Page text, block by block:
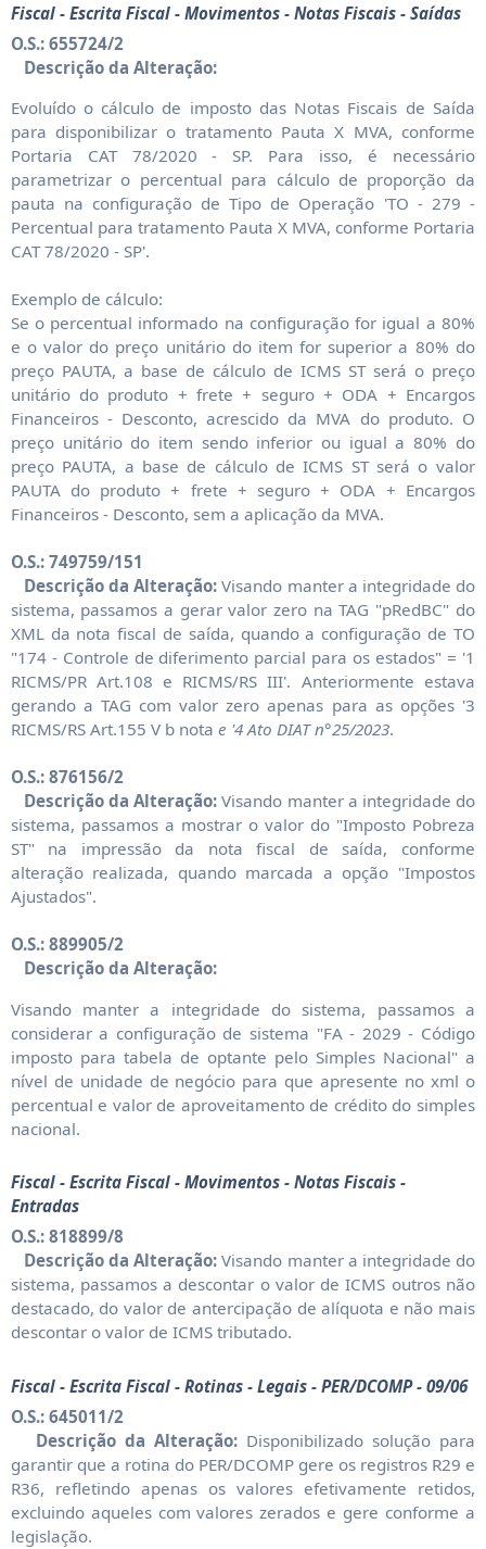
Fiscal - Escrita Fiscal - Movimentos - Notas Fiscais - Saídas
O.S.: 655724/2
Descrição da Alteração:
Evoluído o cálculo de imposto das Notas Fiscais de Saída
para disponibilizar o tratamento Pauta X MVA, conforme
Portaria CAT 78/2020 - SP. Para isso, é necessário
parametrizar o percentual para cálculo de proporção da
pauta na configuração de Tipo de Operação 'TO - 279 -
Percentual para tratamento Pauta X MVA, conforme Portaria
CAT 78/2020 - SP'.
Exemplo de cálculo:
Se o percentual informado na configuração for igual a 80%
e o valor do preço unitário do item for superior a 80% do
preço PAUTA, a base de cálculo de ICMS ST será o preço
unitário do produto + frete + seguro + ODA + Encargos
Financeiros - Desconto, acrescido da MVA do produto. O
preço unitário do item sendo inferior ou igual a 80% do
preço PAUTA, a base de cálculo de ICMS ST será o valor
PAUTA do produto + frete + seguro + ODA + Encargos
Financeiros - Desconto, sem a aplicação da MVA.
O.S.: 749759/151
Descrição da Alteração: Visando manter a integridade do
sistema, passamos a gerar valor zero na TAG "pRedBC" do
XML da nota fiscal de saída, quando a configuração de TO
"174 - Controle de diferimento parcial para os estados" = '1
RICMS/PR Art.108 e RICMS/RS III'. Anteriormente estava
gerando a TAG com valor zero apenas para as opções '3
RICMS/RS Art.155 V b nota e '4 Ato DIAT n°25/2023.
O.S.: 876156/2
Descrição da Alteração: Visando manter a integridade do
sistema, passamos a mostrar o valor do "Imposto Pobreza
ST" na impressão da nota fiscal de saída, conforme
alteração realizada, quando marcada a opção "Impostos
Ajustados".
O.S.: 889905/2
Descrição da Alteração:
Visando manter a integridade do sistema, passamos a
considerar a configuração de sistema "FA - 2029 - Código
imposto para tabela de optante pelo Simples Nacional" a
nível de unidade de negócio para que apresente no xml o
percentual e valor de aproveitamento de crédito do simples
nacional.
Fiscal - Escrita Fiscal - Movimentos - Notas Fiscais -
Entradas
O.S.: 818899/8
Descrição da Alteração: Visando manter a integridade do
sistema, passamos a descontar o valor de ICMS outros não
destacado, do valor de antercipação de alíquota e não mais
descontar o valor de ICMS tributado.
Fiscal - Escrita Fiscal - Rotinas - Legais - PER/DCOMP - 09/06
O.S.: 645011/2
Descrição da Alteração: Disponibilizado solução para
garantir que a rotina do PER/DCOMP gere os registros R29 e
R36, refletindo apenas os valores efetivamente retidos,
excluindo aqueles com valores zerados e gere conforme a
legislação.